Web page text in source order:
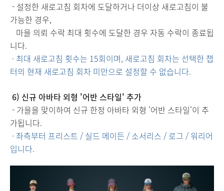
- 설정한 새로고침 회차에 도달하거나 더이상 새로고침이 불
가능한 경우,
마을 의뢰 수락 최대 횟수에 도달한 경우 자동 수락이 종료됩
니다.
· 최대 새로고침 횟수는 15회이며, 새로고침 회차는 선택한 챕
터의 현재 새로고침 회차 미만으로 설정할 수 없습니다.
6) 신규 아바타 외형 '어반 스타일' 추가
- 가을을 맞이하여 신규 한정 아바타 외형 '어반 스타일'이 추
가됩니다.
· 좌측부터 프리스트 / 실드 메이든 / 소서리스 / 로그 / 워리어
입니다.